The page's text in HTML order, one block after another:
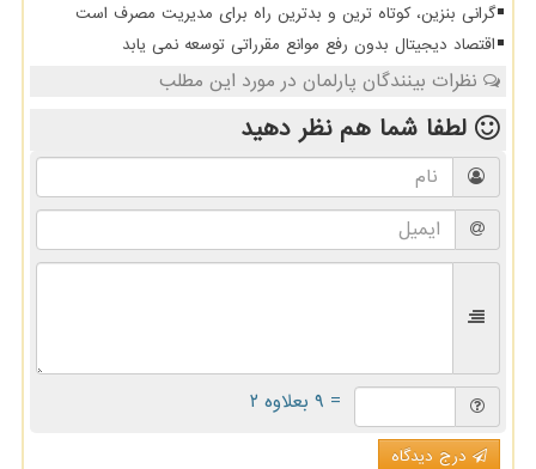
گرانی بنزین، کوتاه ترین و بدترین راه برای مدیریت مصرف است
اقتصاد دیجیتال بدون رفع موانع مقرراتی توسعه نمی یابد
نظرات بینندگان پارلمان در مورد این مطلب
لطفا شما همنظر دهید
= ۹ بعلاوه ۲
درج دیدگاه